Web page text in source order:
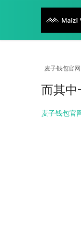
麦子钱包官网
而其中
麦子钱包官